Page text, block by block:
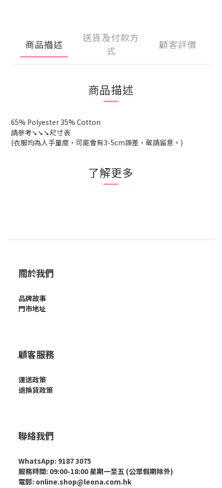
商品描述
送貨及付款方
式
顧客評價
商品描述
65% Polyester 35% Cotton
請參考➘➘➘尺寸表
(衣服均為人手量度，可能會有3-5cm誤差，敬請留意。)
了解更多
關於我們
品牌故事
門市地址
顧客服務
運送政策
退換貨政策
聯絡我們
WhatsApp: 9187 3075
服務時間: 09:00-18:00 星期一至五 (公眾假期除外)
電郵: online.shop@leona.com.hk